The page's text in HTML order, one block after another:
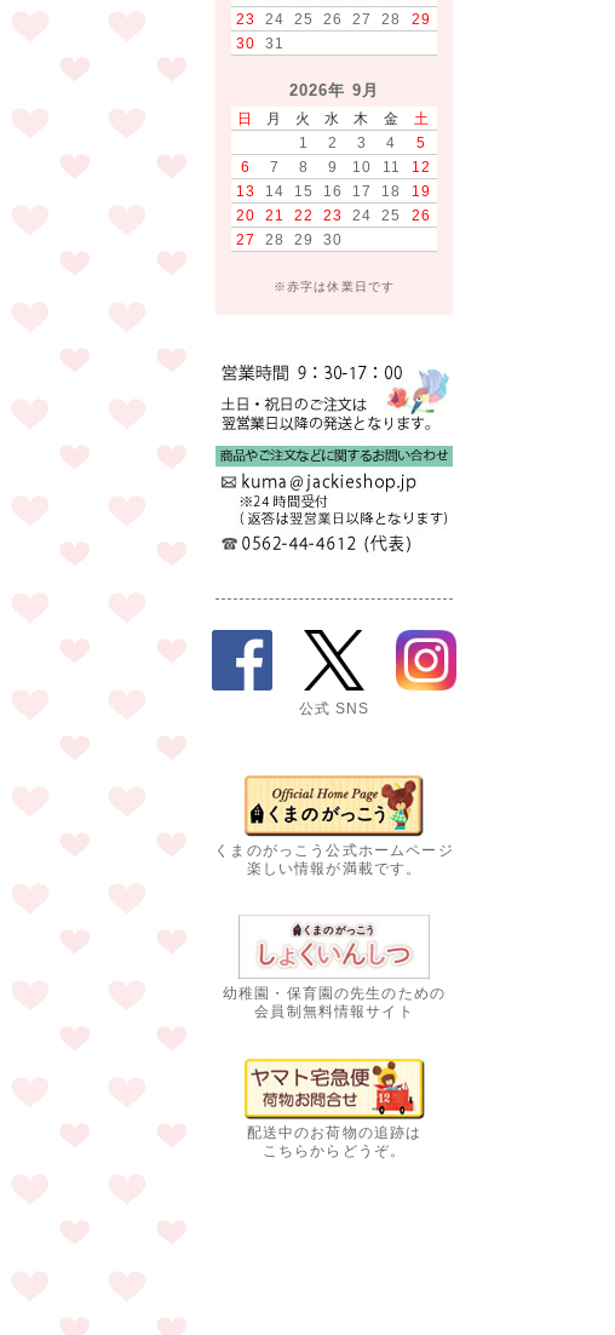
23
24 25 26 27 28
29
30
31
2026年 9月
日 月 火 水 木 金
土
1
2 3 4
5
6
7 8 9 10 11
12
13
14 15 16 17 18
19
20
21 22 23 24 25
26
27
28 29 30
※赤字は休業日です
公式 SNS
くまのがっこう公式ホームページ
楽しい情報が満載です。
幼稚園・保育園の先生のための
会員制無料情報サイト
配送中のお荷物の追跡は
こちらからどうぞ。